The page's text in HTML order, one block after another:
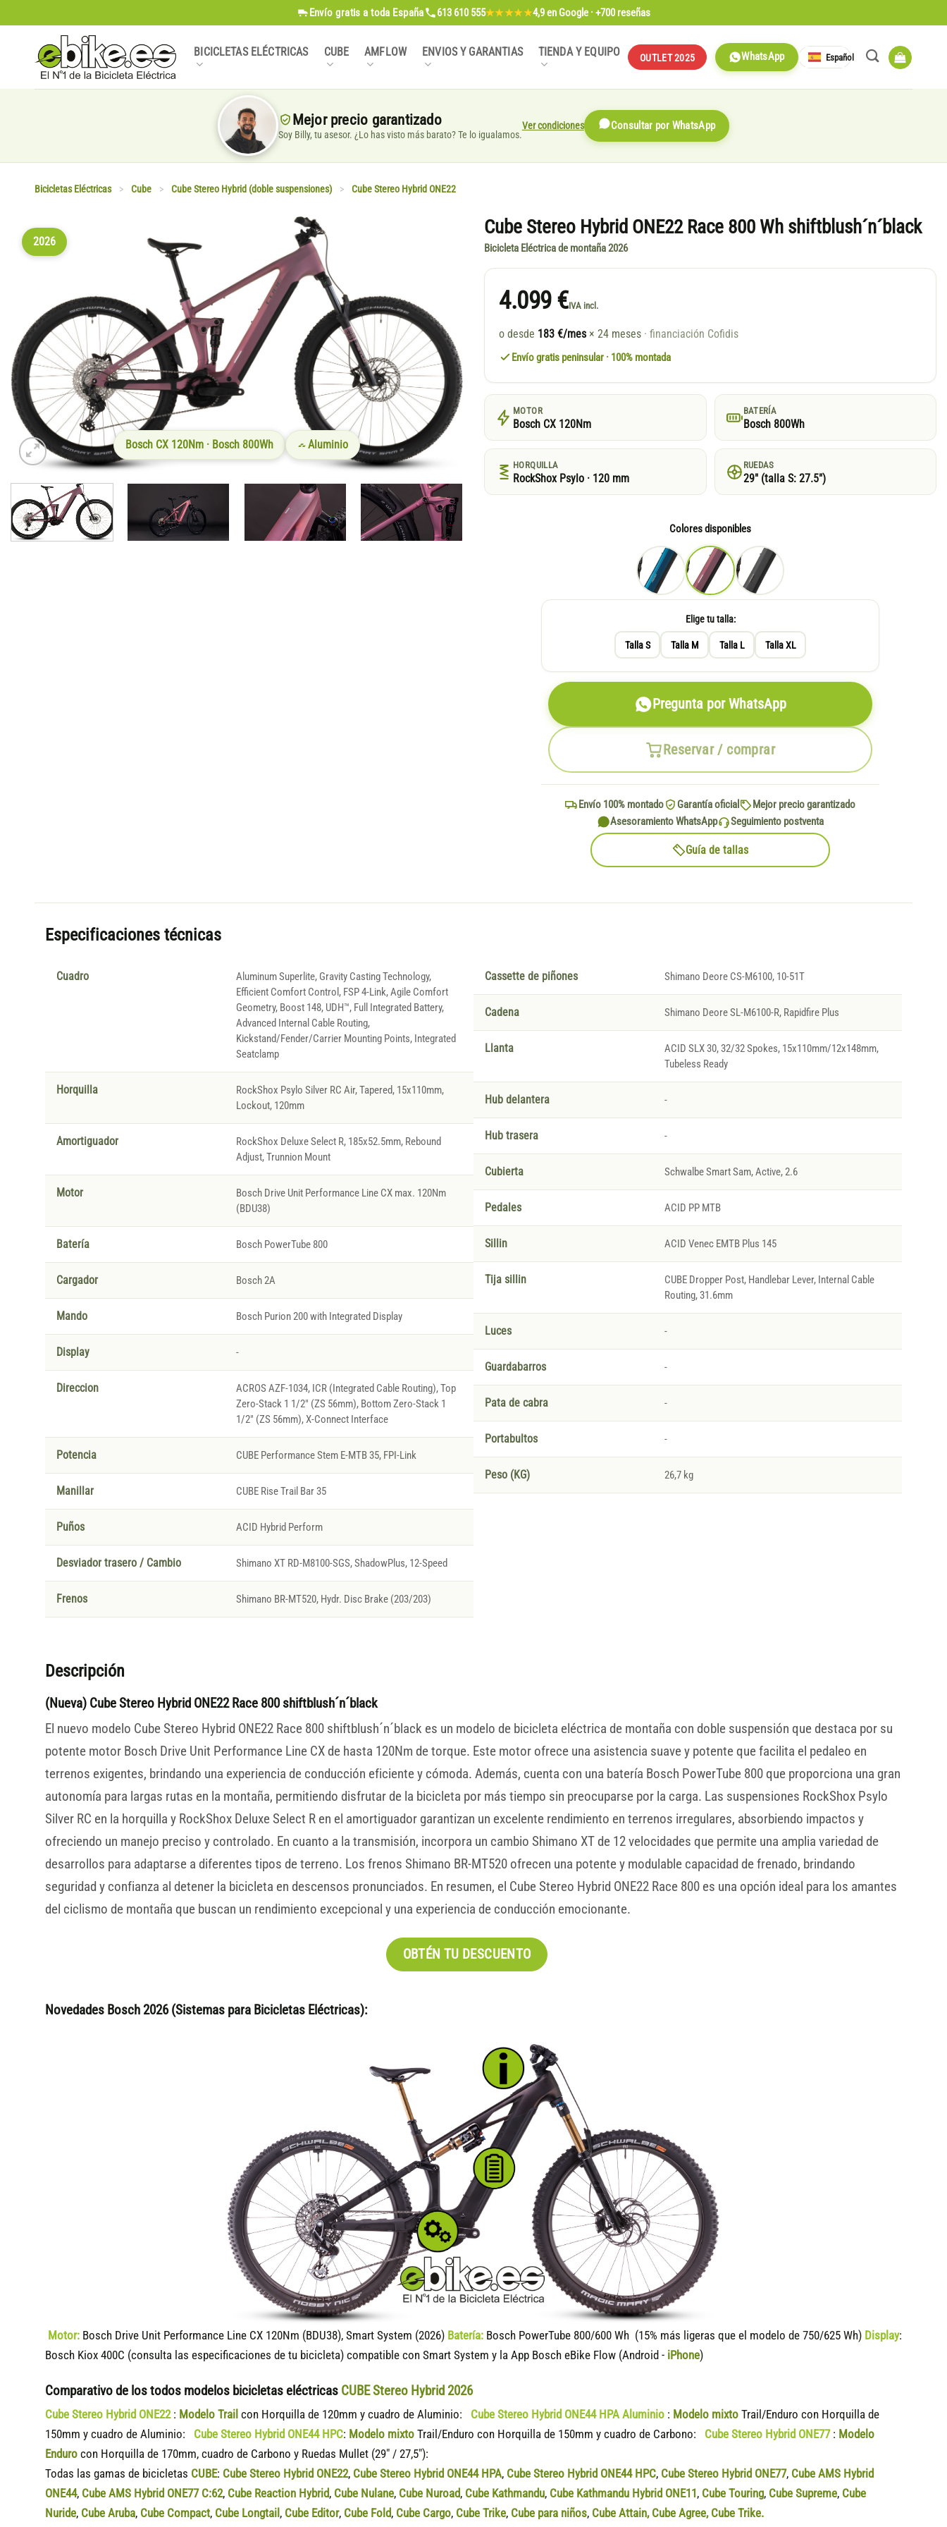
al
contenido
Envío gratis a toda España 613 610 555★★★★★4,9en Google · +700 reseñas
BICICLETAS ELÉCTRICAS CUBE AMFLOW ENVIOS Y GARANTIAS TIENDA Y EQUIPO OUTLET 2025 WhatsApp Español
Mejor precio garantizado
Soy Billy, tu asesor. ¿Lo has visto más barato? Te lo igualamos.
Ver condiciones Consultar por WhatsApp
Bicicletas Eléctricas > Cube > Cube Stereo Hybrid (doble suspensiones) > Cube Stereo Hybrid ONE22
2026
Bosch CX 120Nm · Bosch 800Wh Aluminio
Cube Stereo Hybrid ONE22 Race 800 Wh shiftblush´n´black
Bicicleta Eléctrica de montaña 2026
4.099 €IVA incl.
o desde 183 €/mes × 24 meses · financiación Cofidis
Envío gratis peninsular · 100% montada
MOTOR
Bosch CX 120Nm
BATERÍA
Bosch 800Wh
HORQUILLA
RockShox Psylo · 120 mm
RUEDAS
29″ (talla S: 27.5″)
Colores disponibles
Elige tu talla:
Talla S Talla M Talla L Talla XL
Reservar / comprar
Pregunta por WhatsApp
Envío 100% montado Garantía oficial
Mejor precio garantizado
Asesoramiento WhatsApp
Seguimiento postventa
Guía de tallas
Especificaciones técnicas
Cuadro
Aluminum Superlite, Gravity Casting Technology,
Efficient Comfort Control, FSP 4-Link, Agile Comfort
Geometry, Boost 148, UDH™, Full Integrated Battery,
Advanced Internal Cable Routing,
Kickstand/Fender/Carrier Mounting Points, Integrated
Seatclamp
Horquilla
RockShox Psylo Silver RC Air, Tapered, 15x110mm,
Lockout, 120mm
Amortiguador
RockShox Deluxe Select R, 185x52.5mm, Rebound
Adjust, Trunnion Mount
Motor
Bosch Drive Unit Performance Line CX max. 120Nm
(BDU38)
Batería Bosch PowerTube 800
Cargador Bosch 2A
Mando Bosch Purion 200 with Integrated Display
Display -
Direccion
ACROS AZF-1034, ICR (Integrated Cable Routing), Top
Zero-Stack 1 1/2" (ZS 56mm), Bottom Zero-Stack 1
1/2" (ZS 56mm), X-Connect Interface
Potencia CUBE Performance Stem E-MTB 35, FPI-Link
Manillar CUBE Rise Trail Bar 35
Puños ACID Hybrid Perform
Desviador trasero / Cambio Shimano XT RD-M8100-SGS, ShadowPlus, 12-Speed
Frenos Shimano BR-MT520, Hydr. Disc Brake (203/203)
Cassette de piñones Shimano Deore CS-M6100, 10-51T
Cadena Shimano Deore SL-M6100-R, Rapidfire Plus
Llanta
ACID SLX 30, 32/32 Spokes, 15x110mm/12x148mm,
Tubeless Ready
Hub delantera -
Hub trasera -
Cubierta Schwalbe Smart Sam, Active, 2.6
Pedales ACID PP MTB
Sillin ACID Venec EMTB Plus 145
Tija sillin
CUBE Dropper Post, Handlebar Lever, Internal Cable
Routing, 31.6mm
Luces -
Guardabarros -
Pata de cabra -
Portabultos -
Peso (KG) 26,7 kg
Descripción
(Nueva) Cube Stereo Hybrid ONE22 Race 800 shiftblush´n´black
El nuevo modelo Cube Stereo Hybrid ONE22 Race 800 shiftblush´n´black es un modelo de bicicleta eléctrica de montaña con doble suspensión que destaca por su
potente motor Bosch Drive Unit Performance Line CX de hasta 120Nm de torque. Este motor ofrece una asistencia suave y potente que facilita el pedaleo en
terrenos exigentes, brindando una experiencia de conducción eficiente y cómoda. Además, cuenta con una batería Bosch PowerTube 800 que proporciona una gran
autonomía para largas rutas en la montaña, permitiendo disfrutar de la bicicleta por más tiempo sin preocuparse por la carga. Las suspensiones RockShox Psylo
Silver RC en la horquilla y RockShox Deluxe Select R en el amortiguador garantizan un excelente rendimiento en terrenos irregulares, absorbiendo impactos y
ofreciendo un manejo preciso y controlado. En cuanto a la transmisión, incorpora un cambio Shimano XT de 12 velocidades que permite una amplia variedad de
desarrollos para adaptarse a diferentes tipos de terreno. Los frenos Shimano BR-MT520 ofrecen una potente y modulable capacidad de frenado, brindando
seguridad y confianza al detener la bicicleta en descensos pronunciados. En resumen, el Cube Stereo Hybrid ONE22 Race 800 es una opción ideal para los amantes
del ciclismo de montaña que buscan un rendimiento excepcional y una experiencia de conducción emocionante.
OBTÉN TU DESCUENTO
Novedades Bosch 2026 (Sistemas para Bicicletas Eléctricas):
Motor:Bosch Drive Unit Performance Line CX 120Nm (BDU38), Smart System (2026) Batería:Bosch PowerTube 800/600 Wh (15% más ligeras que el modelo de 750/625 Wh) Display:
Bosch Kiox 400C (consulta las especificaciones de tu bicicleta) compatiblecon Smart System y la App Bosch eBike Flow (Android - iPhone)
Comparativo de los todos modelos bicicletas eléctricas CUBE Stereo Hybrid 2026
Cube Stereo Hybrid ONE22: Modelo Trail con Horquilla de 120mm y cuadro de Aluminio: Cube Stereo Hybrid ONE44 HPA Aluminio: Modelo mixtoTrail/Enduro con Horquilla de
150mm y cuadro de Aluminio: Cube Stereo Hybrid ONE44 HPC: Modelo mixtoTrail/Enduro con Horquilla de 150mm y cuadro de Carbono: Cube Stereo Hybrid ONE77: Modelo
Endurocon Horquilla de 170mm, cuadro de Carbono y Ruedas Mullet (29″ / 27,5″):
Todas las gamas de bicicletas CUBE: Cube Stereo Hybrid ONE22, Cube Stereo Hybrid ONE44 HPA, Cube Stereo Hybrid ONE44 HPC, Cube Stereo Hybrid ONE77, Cube AMS Hybrid
ONE44, Cube AMS Hybrid ONE77 C:62, Cube Reaction Hybrid, Cube Nulane, Cube Nuroad, Cube Kathmandu, Cube Kathmandu Hybrid ONE11, Cube Touring, Cube Supreme, Cube
Nuride, Cube Aruba, Cube Compact, Cube Longtail , Cube Editor, Cube Fold, Cube Cargo, Cube Trike, Cube para niños, Cube Attain, Cube Agree, Cube Trike.